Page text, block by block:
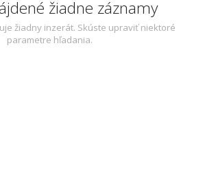
žiadne záznamy
žiadny inzerát. Skúste upraviť niektoré
parametre hľadania.